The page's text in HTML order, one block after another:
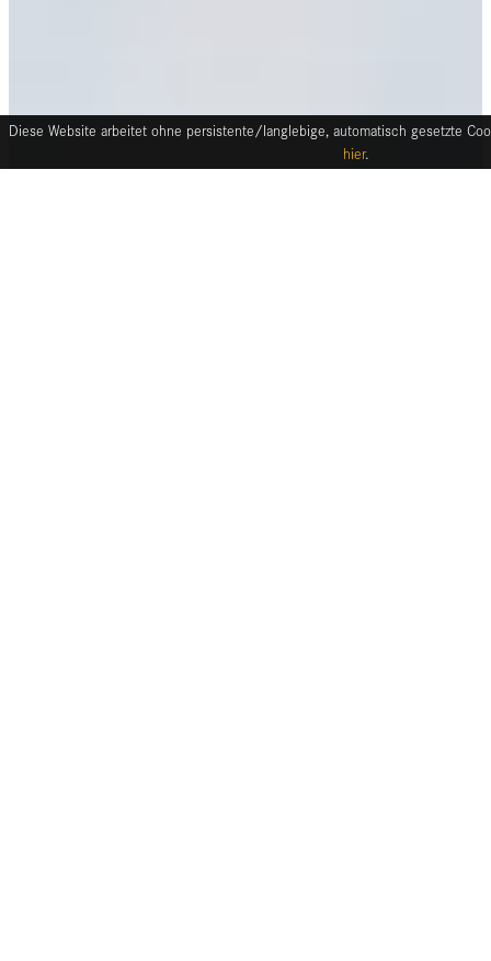
Diese Website arbeitet ohne persistente/langlebige, automatisch gesetzte
hier.